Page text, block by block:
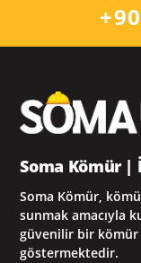
Soma Kömür |
Soma Kömür,
sunmak amacıyla
güvenilir bir
göstermektedir.